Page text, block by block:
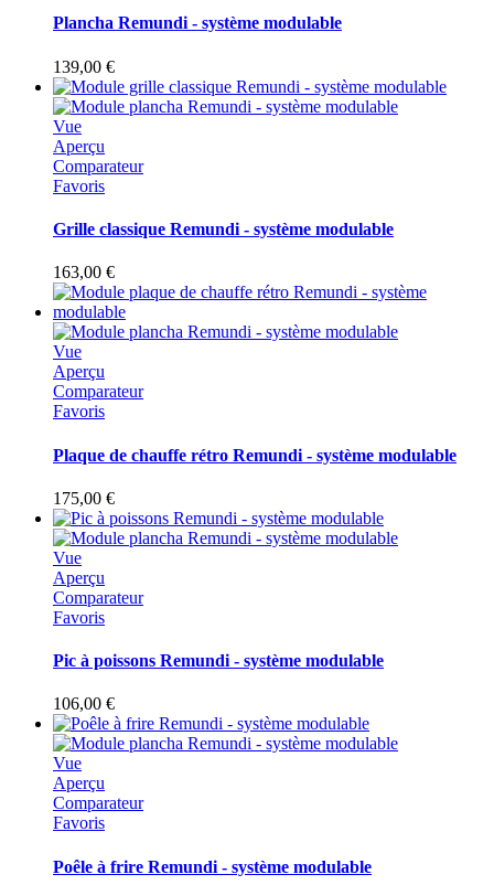
Plancha Remundi - système modulable
139,00 €
Vue
Aperçu
Comparateur
Favoris
Grille classique Remundi - système modulable
163,00 €
Vue
Aperçu
Comparateur
Favoris
Plaque de chauffe rétro Remundi - système modulable
175,00 €
Vue
Aperçu
Comparateur
Favoris
Pic à poissons Remundi - système modulable
106,00 €
Vue
Aperçu
Comparateur
Favoris
Poêle à frire Remundi - système modulable